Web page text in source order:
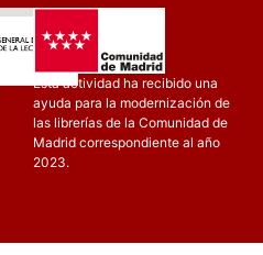
Esta actividad ha recibido una
ayuda para la modernización de
las librerías de la Comunidad de
Madrid correspondiente al año
2023.